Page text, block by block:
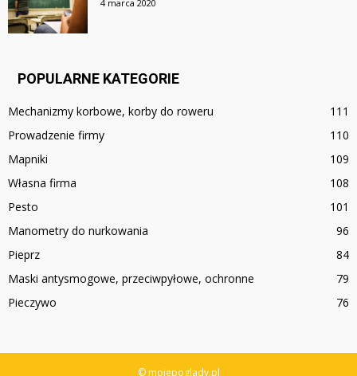
4 marca 2020
POPULARNE KATEGORIE
Mechanizmy korbowe, korby do roweru
111
Prowadzenie firmy
110
Mapniki
109
Własna firma
108
Pesto
101
Manometry do nurkowania
96
Pieprz
84
Maski antysmogowe, przeciwpyłowe, ochronne
79
Pieczywo
76
© mojepoglady.pl